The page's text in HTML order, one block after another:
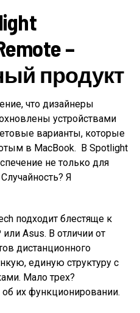
–
продукт
что дизайнеры
устройствами
варианты, которые
в MacBook. В Spotlight
не только для
Я
подходит блестяще к
Asus. В отличии от
дистанционного
единую структуру с
Мало трех?
их функционировании.